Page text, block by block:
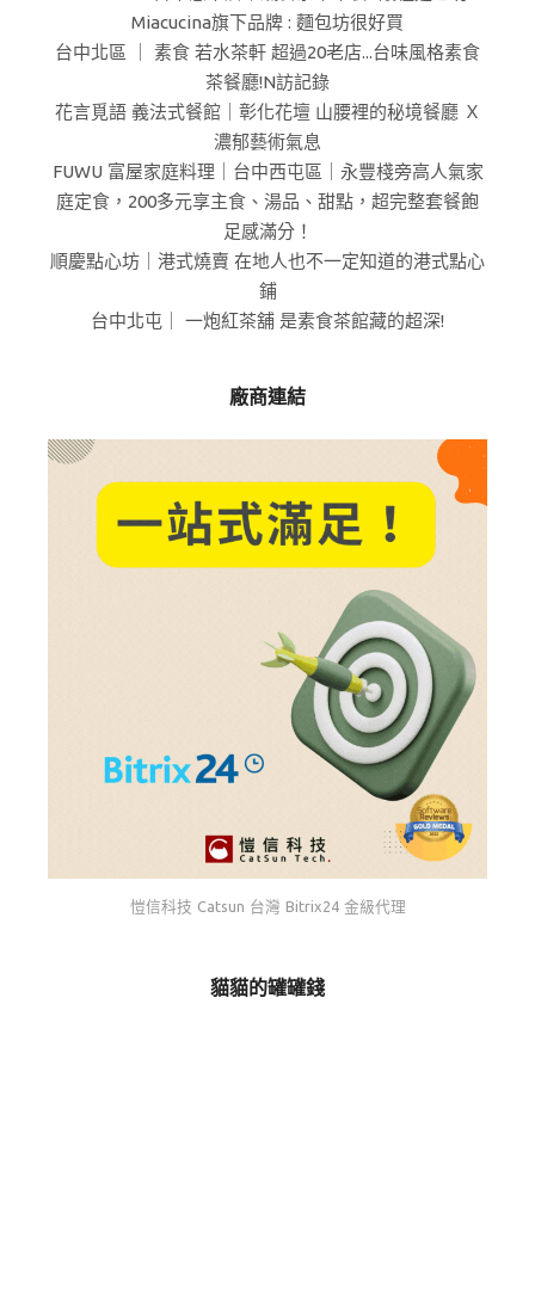
Miacucina旗下品牌 : 麵包坊很好買
台中北區 ｜ 素食 若水茶軒 超過20老店...台味風格素食
茶餐廳!N訪記錄
花言覓語 義法式餐館｜彰化花壇 山腰裡的秘境餐廳 Ｘ
濃郁藝術氣息
FUWU 富屋家庭料理｜台中西屯區｜永豐棧旁高人氣家
庭定食，200多元享主食、湯品、甜點，超完整套餐飽
足感滿分！
順慶點心坊｜港式燒賣 在地人也不一定知道的港式點心
鋪
台中北屯｜ 一炮紅茶舖 是素食茶館藏的超深!
廠商連結
愷信科技 Catsun 台灣 Bitrix24 金級代理
貓貓的罐罐錢